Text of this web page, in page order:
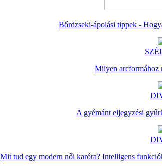
Bőrdzseki-ápolási tippek -
Milyen arcformához
A gyémánt eljegyzési
Mit tud egy modern női karóra? Intelligens